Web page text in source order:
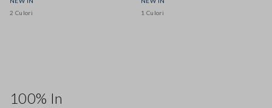
2 Culori
1 Culori
100% In